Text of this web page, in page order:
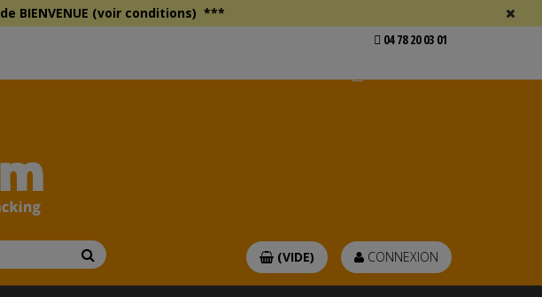
BIENVENUE (voir conditions) ***
04 78 20 03 01
Rechercher CONNEXION
(VIDE)